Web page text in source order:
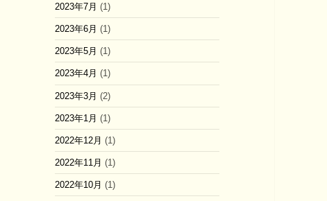
2023年7月 (1)
2023年6月 (1)
2023年5月 (1)
2023年4月 (1)
2023年3月 (2)
2023年1月 (1)
2022年12月 (1)
2022年11月 (1)
2022年10月 (1)